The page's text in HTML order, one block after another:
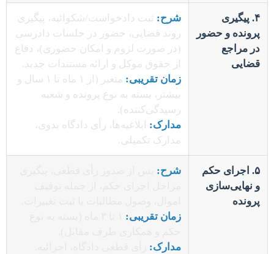
۴. پیگیری
پرونده و حضور
در مراجع
قضایی
شرح: ثبت دادخواست/شکوائیه، پیگیری
روند قضایی، حضور در جلسات دادرسی
(در صورت لزوم و امکان حضوری)، دفاع
از حقوق موکل و ارائه مستندات جدید.
زمان تقریبی:
متغیر (از ۱ ماه تا ۱ سال و
بیشتر، بسته به نوع پرونده و شعبه
رسیدگی‌کننده).
مدارک: ابلاغیه‌ها، رأی دادگاه بدوی،
مدارک تکمیلی.
۵. اجرای حکم
و نهایی‌سازی
پرونده
شرح:
زمان تقریبی:
مدارک: